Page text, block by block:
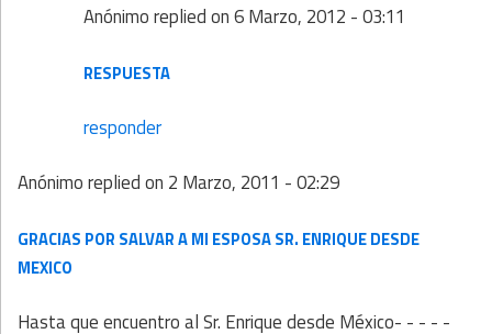
Anónimoreplied on6 Marzo, 2012 - 03:11
RESPUESTA
responder
Anónimoreplied on 2 Marzo, 2011 - 02:29
GRACIAS POR SALVAR A MI ESPOSA SR. ENRIQUE DESDE
MEXICO
Hasta que encuentro al Sr. Enrique desde México- - - - -